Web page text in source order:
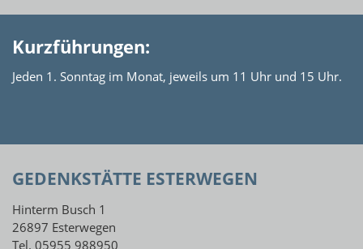
Kurzführungen:
Jeden 1. Sonntag im Monat, jeweils um 11 Uhr und 15 Uhr.
GEDENKSTÄTTE ESTERWEGEN
Hinterm Busch 1
26897 Esterwegen
Tel. 05955 988950